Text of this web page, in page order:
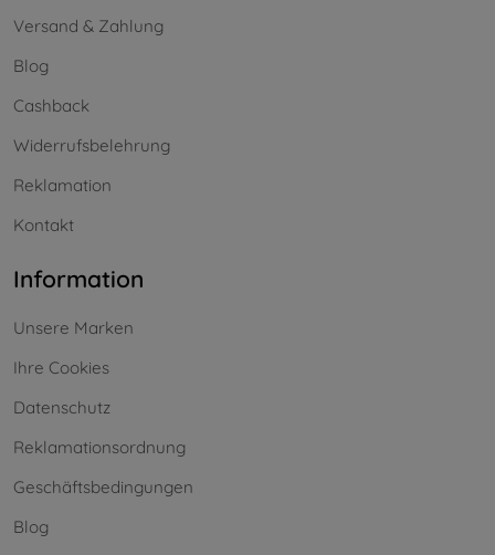
Versand & Zahlung
Blog
Cashback
Widerrufsbelehrung
Reklamation
Kontakt
Information
Unsere Marken
Ihre Cookies
Datenschutz
Reklamationsordnung
Geschäftsbedingungen
Blog